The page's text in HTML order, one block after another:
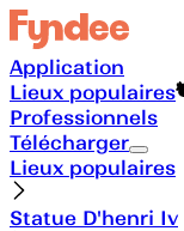
Application
Lieux populaires
Professionnels
Télécharger
Lieux populaires
Statue D'henri Iv